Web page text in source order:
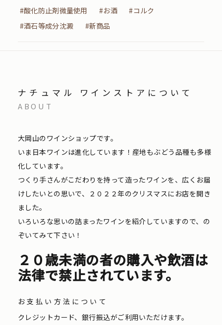
#酸化防止剤微量使用
#お酒
#コルク
#酒石等成分沈澱
#新商品
ナチュマル ワインストアについて
ABOUT
大岡山のワインショップです。
いま日本ワインは進化しています！産地もぶどう品種も多様
化しています。
つくり手さんがこだわりを持って造ったワインを、広くお届
けしたいとの思いで、２０２２年のクリスマスにお店を開き
ました。
いろいろな思いの詰まったワインを紹介していますので、の
ぞいてみて下さい！
２０歳未満の者の購入や飲酒は
法律で禁止されています。
お支払い方法について
クレジットカード、銀行振込がご利用いただけます。